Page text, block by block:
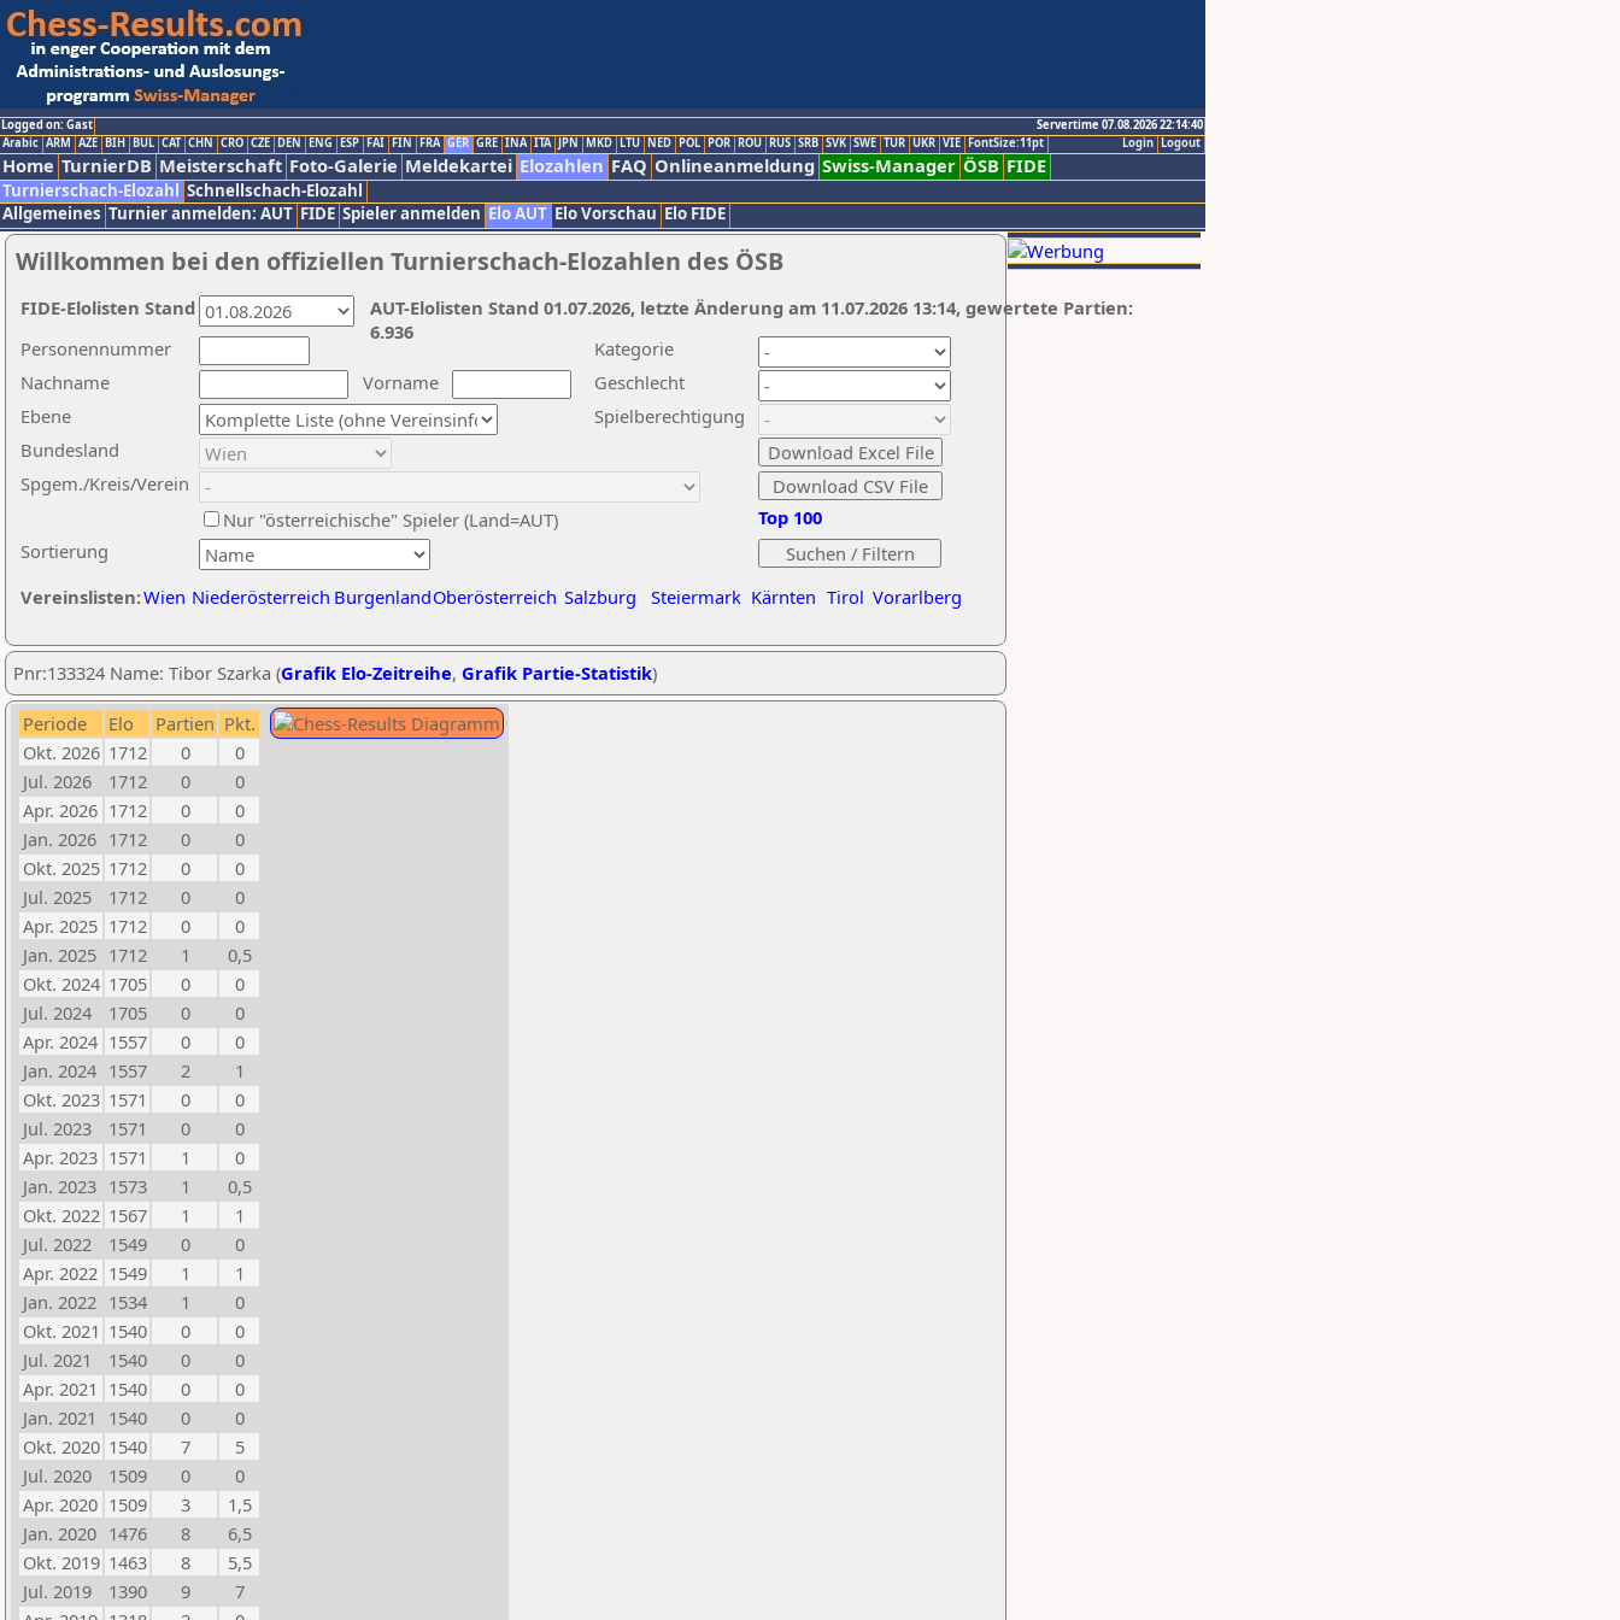
Logged on: Gast
Servertime 07.08.2026 22:14:40
Logout
Login
Arabic ARM AZE BIH BUL CAT CHN CRO CZE DEN ENG ESP FAI FIN FRA GER GRE INA ITA JPN MKD LTU NED POL POR ROU RUS SRB SVK SWE TUR UKR VIE FontSize:11pt
Home TurnierDB Meisterschaft Foto-Galerie Meldekartei Elozahlen FAQ Onlineanmeldung Swiss-Manager ÖSB FIDE
Turnierschach-Elozahl Schnellschach-Elozahl
Allgemeines Turnier anmelden: AUT FIDE Spieler anmelden Elo AUT Elo Vorschau Elo FIDE
Willkommen bei den offiziellen Turnierschach-Elozahlen des ÖSB
Nachname
Vorname
Ebene
Kategorie
Sortierung
Personennummer
Bundesland
Spgem./Kreis/Verein
Geschlecht
Nur "österreichische" Spieler (Land=AUT)
Spielberechtigung
Vereinslisten:Wien Niederösterreich BurgenlandOberösterreich Salzburg Steiermark Kärnten Tirol Vorarlberg
Top 100
AUT-Elolisten Stand 01.07.2026, letzte Änderung am 11.07.2026 13:14, gewertete Partien:
6.936
FIDE-Elolisten Stand
Pnr:133324 Name: Tibor Szarka (Grafik Elo-Zeitreihe, Grafik Partie-Statistik)
Periode Elo Partien Pkt.
Okt. 2026 1712 0
0
Jul. 2026
1712 0
0
Apr. 2026 1712 0
0
Jan. 2026 1712 0
0
Okt. 2025 1712 0
0
Jul. 2025
1712 0
0
Apr. 2025 1712 0
0
Jan. 2025 1712 1
0,5
Okt. 2024 1705 0
0
Jul. 2024
1705 0
0
Apr. 2024 1557 0
0
Jan. 2024 1557 2
1
Okt. 2023 1571 0
0
Jul. 2023
1571 0
0
Apr. 2023 1571 1
0
Jan. 2023 1573 1
0,5
Okt. 2022 1567 1
1
Jul. 2022
1549 0
0
Apr. 2022 1549 1
1
Jan. 2022 1534 1
0
Okt. 2021 1540 0
0
Jul. 2021
1540 0
0
Apr. 2021 1540 0
0
Jan. 2021
1540 0
0
Okt. 2020 1540 7
5
Jul. 2020
1509 0
0
Apr. 2020 1509 3
1,5
Jan. 2020 1476 8
6,5
Okt. 2019 1463 8
5,5
Jul. 2019
1390 9
7